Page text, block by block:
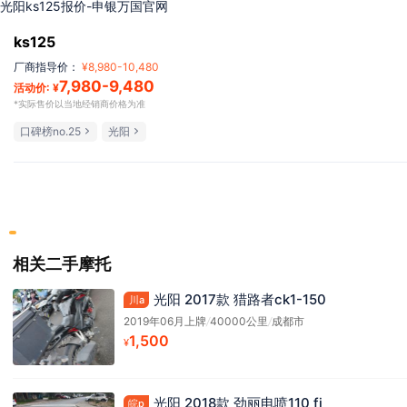
光阳ks125报价-申银万国官网
ks125
厂商指导价： ¥8,980-10,480
活动价: ¥7,980-9,480
*实际售价以当地经销商价格为准
口碑榜no.25 光阳
相关二手摩托
川a 光阳 2017款 猎路者ck1-150
2019年06月上牌/40000公里 /成都市
¥1,500
皖p 光阳 2018款 劲丽电喷110 fi